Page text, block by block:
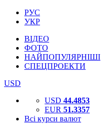
РУС
УКР
ВІДЕО
ФОТО
НАЙПОПУЛЯРНІШІ
СПЕЦПРОЕКТИ
USD
USD 44.4853
EUR 51.3357
Всі курси валют